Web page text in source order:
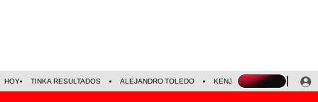
HOY TINKA RESULTADOS ALEJANDRO TOLEDO KENJI FUJIMORI